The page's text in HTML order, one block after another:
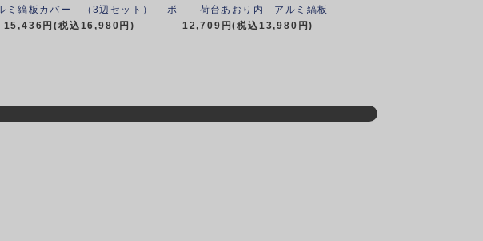
ミ縞板カバー （3辺セット）
15,436円(税込16,980円)
ボ 荷台あおり内 アルミ縞板
プレート（3辺セット）
12,709円(税込13,980円)